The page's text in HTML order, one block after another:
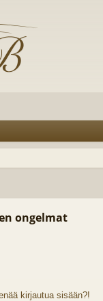
ongelmat
kirjautua sisään?!